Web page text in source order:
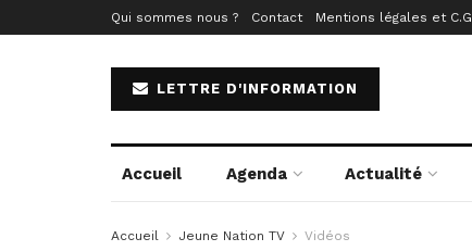
Qui sommes nous ? Contact Mentions légales et
LETTRE D'INFORMATION
Accueil Agenda Actualité
Accueil Jeune Nation TV Vidéos